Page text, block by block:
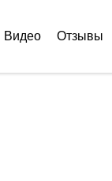
Видео Отзывы